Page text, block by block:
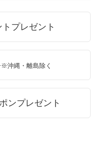
プレゼント
※沖縄・離島除く
ンプレゼント